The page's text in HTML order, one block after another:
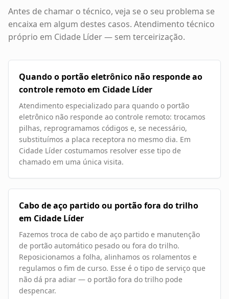
Antes de chamar o técnico, veja se o seu problema se
encaixa em algum destes casos. Atendimento técnico
próprio em Cidade Líder— sem terceirização.
Quando o portão eletrônico não responde ao
controle remoto em Cidade Líder
Atendimento especializado para quando o portão
eletrônico não responde ao controle remoto: trocamos
pilhas, reprogramamos códigos e, se necessário,
substituímos a placa receptora no mesmo dia. Em
Cidade Líder costumamos resolver esse tipo de
chamado em uma única visita.
Cabo de aço partido ou portão fora do trilho
em Cidade Líder
Fazemos troca de cabo de aço partido e manutenção
de portão automático pesado ou fora do trilho.
Reposicionamos a folha, alinhamos os rolamentos e
regulamos o fim de curso. Esse é o tipo de serviço que
não dá pra adiar — o portão fora do trilho pode
despencar.